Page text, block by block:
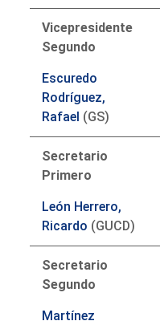
Vicepresidente
Segundo
Escuredo
Rodríguez,
Rafael (GS)
Secretario
Primero
León Herrero,
Ricardo (GUCD)
Secretario
Segundo
Martínez